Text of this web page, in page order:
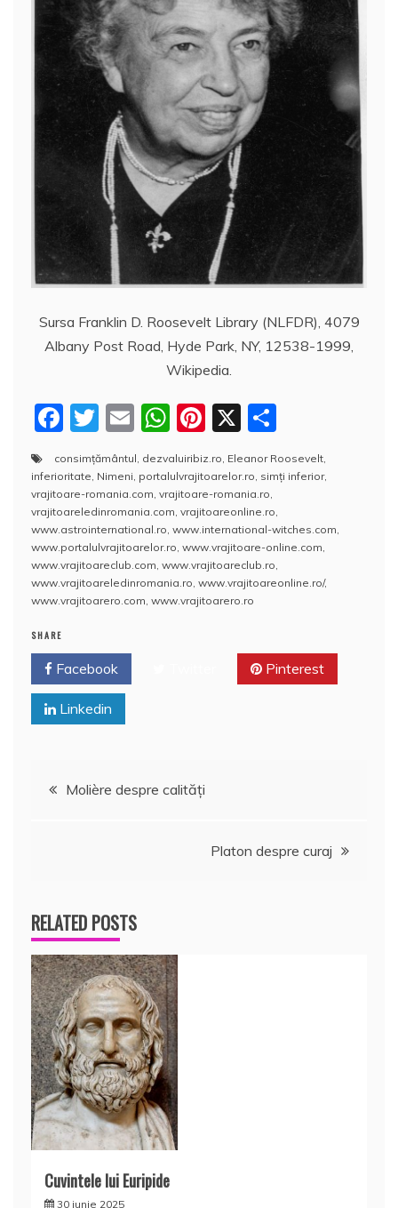
Sursa Franklin D. Roosevelt Library (NLFDR), 4079
Albany Post Road, Hyde Park, NY, 12538-1999,
Wikipedia.
F
a
c
e
b
o
o
k
T
w
itt
er
E
m
ai
l
W
h
at
s
A
p
p
Pi
nt
er
e
st
X
rt
e
a
z
consimțământul, dezvaluiribiz.ro, Eleanor Roosevelt,
inferioritate, Nimeni, portalulvrajitoarelor.ro, simți inferior,
vrajitoare-romania.com, vrajitoare-romania.ro,
vrajitoareledinromania.com, vrajitoareonline.ro,
www.astrointernational.ro, www.international-witches.com,
www.portalulvrajitoarelor.ro, www.vrajitoare-online.com,
www.vrajitoareclub.com, www.vrajitoareclub.ro,
www.vrajitoareledinromania.ro, www.vrajitoareonline.ro/,
www.vrajitoarero.com, www.vrajitoarero.ro
SHARE
Facebook Pinterest
Linkedin
Navigare
Molière despre calităţi
Platon despre curaj
RELATED POSTS
Cuvintele lui Euripide
30 iunie 2025